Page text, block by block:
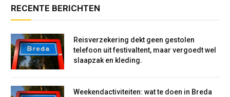
RECENTE BERICHTEN
Reisverzekering dekt geen gestolen
telefoon uit festivaltent, maar vergoedt wel
slaapzak en kleding.
Weekendactiviteiten: wat te doen in Breda